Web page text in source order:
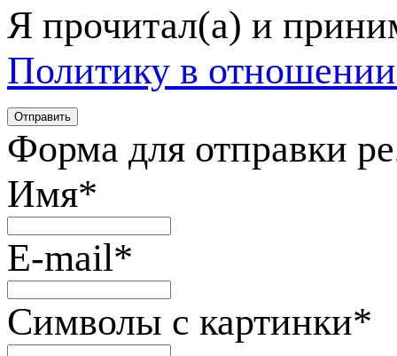
Я прочитал(а) и
Политику в
Форма для отправки
Имя*
E-mail*
Символы с картинки*